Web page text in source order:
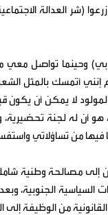
(شر العدالة
وحينما تواصل معي
إنني أتمسك بالمثل
لا يمكن أن يكون
له لجنة تحضيرية،
فيها من تساؤلاتي
إلى مصالحة وطنية
من الوظيفة